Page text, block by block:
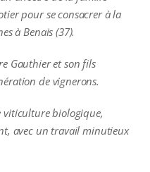
pour se consacrer à la
à Benais (37).
Gauthier et son fils
de vignerons.
viticulture biologique,
avec un travail minutieux